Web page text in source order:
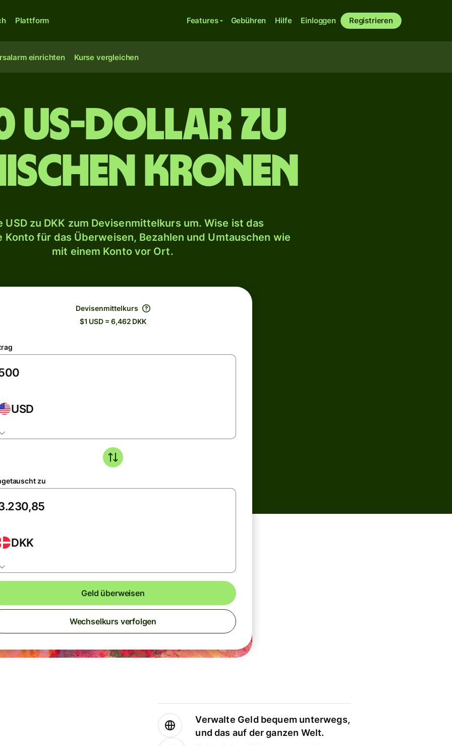
Plattform Features Gebühren Hilfe Einloggen Registrieren
einrichten Kurse vergleichen
US-Dollar zu
Kronen
USD zu DKK zum Devisenmittelkurs um. Wise ist das
Konto für das Überweisen, Bezahlen und Umtauschen wie
mit einem Konto vor Ort.
Devisenmittelkurs
$1 USD = 6,462 DKK
USD
zu
DKK
Geld überweisen
Wechselkurs verfolgen
Verwalte Geld bequem unterwegs,
und das auf der ganzen Welt.